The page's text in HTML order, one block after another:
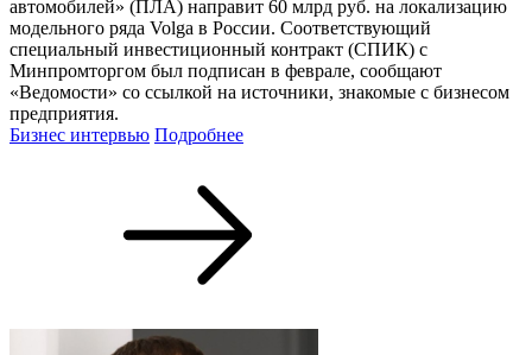
автомобилей» (ПЛА) направит 60 млрд руб. на локализацию
модельного ряда Volga в России. Соответствующий
специальный инвестиционный контракт (СПИК) с
Минпромторгом был подписан в феврале, сообщают
«Ведомости» со ссылкой на источники, знакомые с бизнесом
предприятия.
Бизнес интервью Подробнее